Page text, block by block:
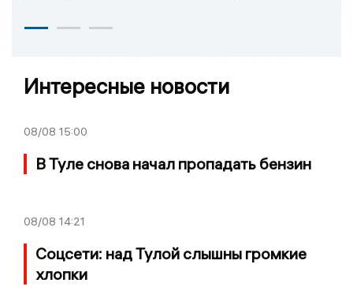
Интересные новости
08/08 15:00
В Туле снова начал пропадать бензин
08/08 14:21
Соцсети: над Тулой слышны громкие
хлопки